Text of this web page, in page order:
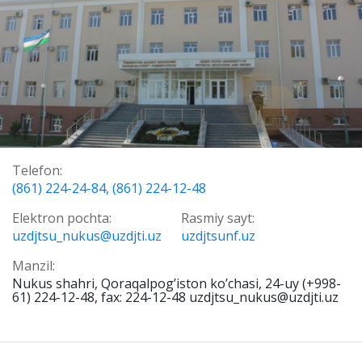
Telefon:
(861) 224-24-84, (861) 224-12-48
Elektron pochta:
uzdjtsu_nukus@uzdjti.uz
Rasmiy sayt:
uzdjtsunf.uz
Manzil:
Nukus shahri, Qoraqalpog’iston ko’chasi, 24-uy (+998-
61) 224-12-48, fax: 224-12-48 uzdjtsu_nukus@uzdjti.uz